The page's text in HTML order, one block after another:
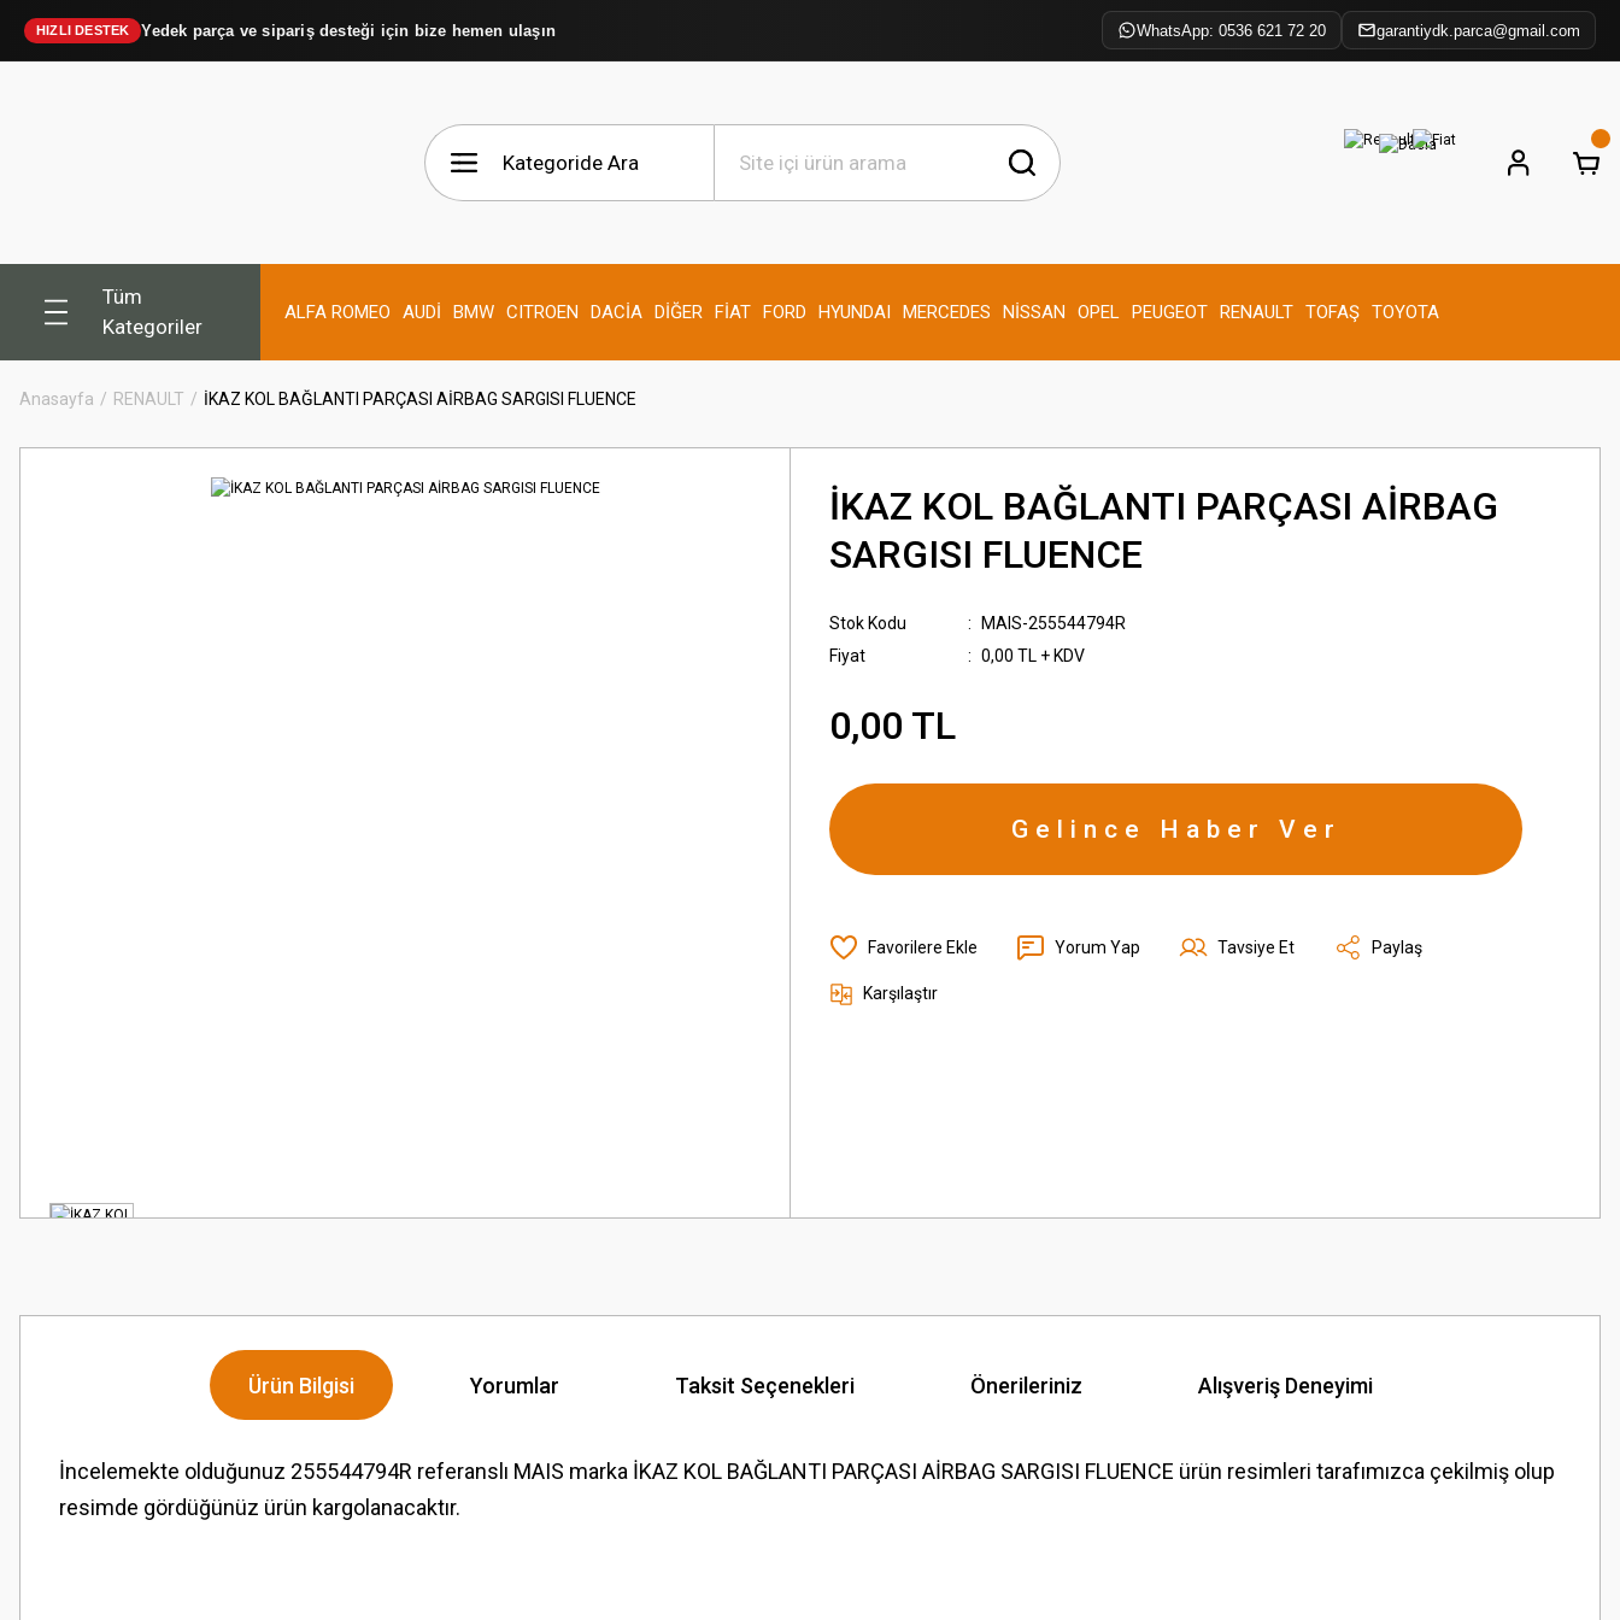
HIZLI DESTEK Yedek parça ve sipariş desteği için bize hemen ulaşın WhatsApp: 0536 621 72 20 garantiydk.parca@gmail.com
Tüm
Kategoriler
ALFA ROMEO AUDİ BMW CITROEN DACİA DİĞER FİAT FORD HYUNDAI MERCEDES NİSSAN OPEL PEUGEOT RENAULT TOFAŞ TOYOTA
Anasayfa RENAULT İKAZ KOL BAĞLANTI PARÇASI AİRBAG SARGISI FLUENCE
İKAZ KOL BAĞLANTI PARÇASI AİRBAG
SARGISI FLUENCE
Stok Kodu
MAIS-255544794R
Fiyat
0,00 TL + KDV
0,00 TL
Gelince Haber Ver
Yorum Yap Tavsiye Et Paylaş
Karşılaştır
Ürün Bilgisi Yorumlar Taksit Seçenekleri Önerileriniz Alışveriş Deneyimi
İncelemekte olduğunuz 255544794R referanslı MAIS marka İKAZ KOL BAĞLANTI PARÇASI AİRBAG SARGISI FLUENCE ürün resimleri tarafımızca çekilmiş olup
resimde gördüğünüz ürün kargolanacaktır.